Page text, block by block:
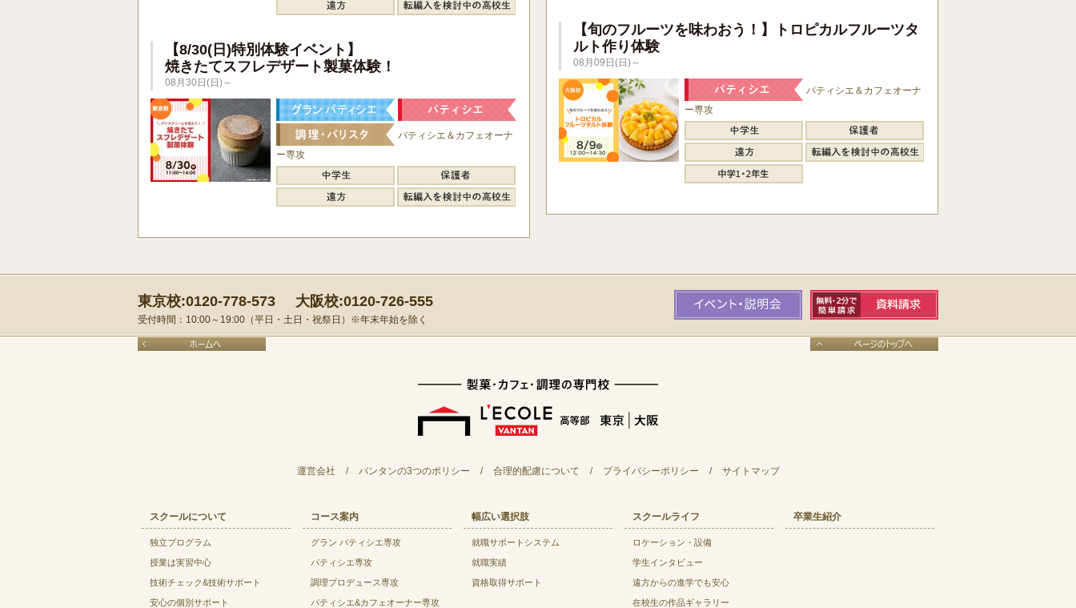
【8/30(日)特別体験イベント】
焼きたてスフレデザート製菓体験！
08月30日(日)～
パティシエ＆カフェオーナ
ー専攻
【旬のフルーツを味わおう！】トロピカルフルーツタ
ルト作り体験
08月09日(日)～
パティシエ＆カフェオーナ
ー専攻
東京校:0120-778-573 大阪校:0120-726-555
受付時間：10:00～19:00（平日・土日・祝祭日）※年末年始を除く
運営会社 / バンタンの3つのポリシー / 合理的配慮について / プライバシーポリシー / サイトマップ
スクールについて
独立プログラム
授業は実習中心
技術チェック&技術サポート
安心の個別サポート
コース案内
グラン パティシエ専攻
パティシエ専攻
調理プロデュース専攻
パティシエ&カフェオーナー専攻
幅広い選択肢
就職サポートシステム
就職実績
資格取得サポート
スクールライフ
ロケーション・設備
学生インタビュー
遠方からの進学でも安心
在校生の作品ギャラリー
卒業生紹介